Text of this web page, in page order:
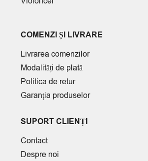
COMENZI ȘI LIVRARE
Livrarea comenzilor
Modalități de plată
Politica de retur
Garanția produselor
SUPORT CLIENȚI
Contact
Despre noi